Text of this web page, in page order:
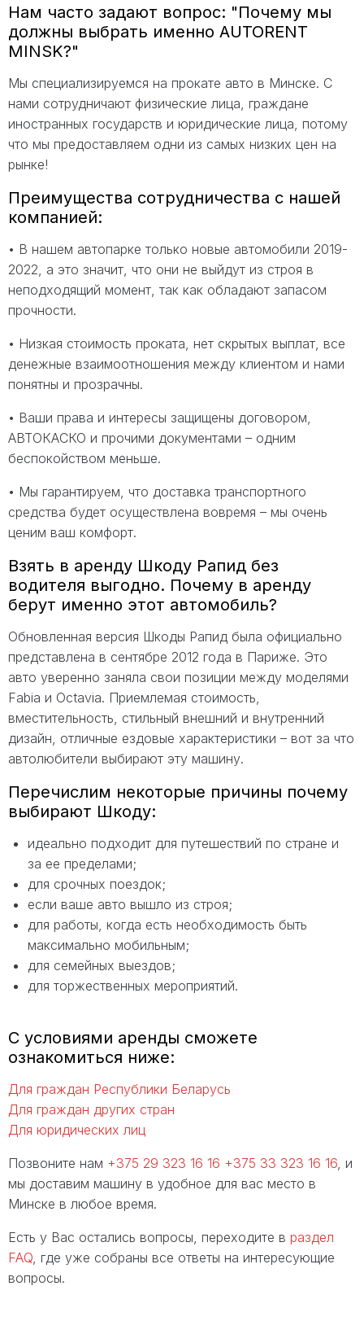
Нам часто задают вопрос: "Почему мы
должны выбрать именно AUTORENT
MINSK?"
Мы специализируемся на прокате авто в Минске. С
нами сотрудничают физические лица, граждане
иностранных государств и юридические лица, потому
что мы предоставляем одни из самых низких цен на
рынке!
Преимущества сотрудничества с нашей
компанией:
• В нашем автопарке только новые автомобили 2019-
2022, а это значит, что они не выйдут из строя в
неподходящий момент, так как обладают запасом
прочности.
• Низкая стоимость проката, нет скрытых выплат, все
денежные взаимоотношения между клиентом и нами
понятны и прозрачны.
• Ваши права и интересы защищены договором,
АВТОКАСКО и прочими документами – одним
беспокойством меньше.
• Мы гарантируем, что доставка транспортного
средства будет осуществлена вовремя – мы очень
ценим ваш комфорт.
Взять в аренду Шкоду Рапид без
водителя выгодно. Почему в аренду
берут именно этот автомобиль?
Обновленная версия Шкоды Рапид была официально
представлена в сентябре 2012 года в Париже. Это
авто уверенно заняла свои позиции между моделями
Fabia и Octavia. Приемлемая стоимость,
вместительность, стильный внешний и внутренний
дизайн, отличные ездовые характеристики – вот за что
автолюбители выбирают эту машину.
Перечислим некоторые причины почему
выбирают Шкоду:
идеально подходит для путешествий по стране и
за ее пределами;
для срочных поездок;
если ваше авто вышло из строя;
для работы, когда есть необходимость быть
максимально мобильным;
для семейных выездов;
для торжественных мероприятий.
С условиями аренды сможете
ознакомиться ниже:
Для граждан Республики Беларусь
Для граждан других стран
Для юридических лиц
Позвоните нам +375 29 323 16 16 +375 33 323 16 16 , и
мы доставим машину в удобное для вас место в
Минске в любое время.
Есть у Вас остались вопросы, переходите в раздел
FAQ , где уже собраны все ответы на интересующие
вопросы.